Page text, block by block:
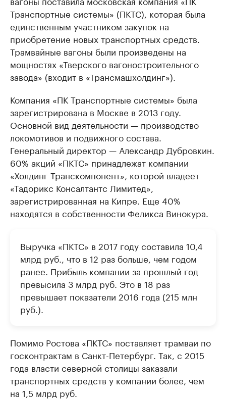
Транспортные системы» (ПКТС), которая была
единственным участником закупок на
приобретение новых транспортных средств.
Трамвайные вагоны были произведены на
мощностях «Тверского вагоностроительного
завода» (входит в «Трансмашхолдинг»).
Компания «ПК Транспортные системы» была
зарегистрирована в Москве в 2013 году.
Основной вид деятельности — производство
локомотивов и подвижного состава.
Генеральный директор — Александр Дубровкин.
60% акций «ПКТС» принадлежат компании
«Холдинг Транскомпонент», которой владеет
«Тадорикс Консалтантс Лимитед»,
зарегистрированная на Кипре. Еще 40%
находятся в собственности Феликса Винокура.
Выручка «ПКТС» в 2017 году составила 10,4
млрд руб., что в 12 раз больше, чем годом
ранее. Прибыль компании за прошлый год
превысила 3 млрд руб. Это в 18 раз
превышает показатели 2016 года (215 млн
руб.).
Помимо Ростова «ПКТС» поставляет трамваи по
госконтрактам в Санкт-Петербург. Так, с 2015
года власти северной столицы заказали
транспортных средств у компании более, чем
на 1,5 млрд руб.